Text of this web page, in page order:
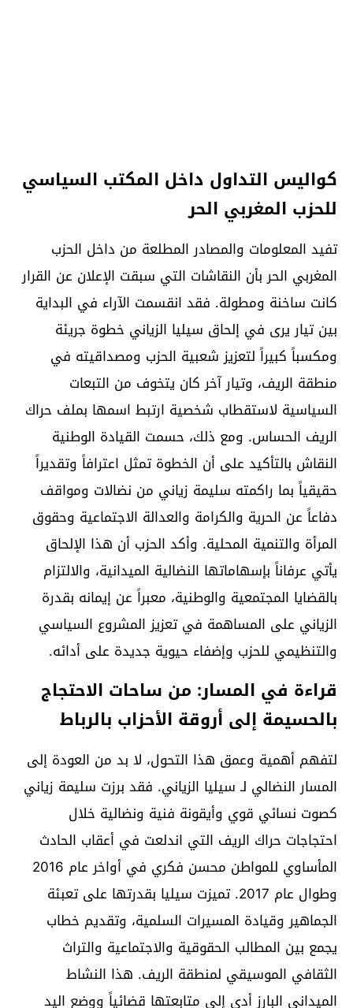
كواليس التداول داخل المكتب السياسي
للحزب المغربي الحر
تفيد المعلومات والمصادر المطلعة من داخل الحزب
المغربي الحر بأن النقاشات التي سبقت الإعلان عن القرار
كانت ساخنة ومطولة. فقد انقسمت الآراء في البداية
بين تيار يرى في إلحاق سيليا الزياني خطوة جريئة
ومكسباً كبيراً لتعزيز شعبية الحزب ومصداقيته في
منطقة الريف، وتيار آخر كان يتخوف من التبعات
السياسية لاستقطاب شخصية ارتبط اسمها بملف حراك
الريف الحساس. ومع ذلك، حسمت القيادة الوطنية
النقاش بالتأكيد على أن الخطوة تمثل اعترافاً وتقديراً
حقيقياً بما راكمته سليمة زياني من نضالات ومواقف
دفاعاً عن الحرية والكرامة والعدالة الاجتماعية وحقوق
المرأة والتنمية المحلية. وأكد الحزب أن هذا الإلحاق
يأتي عرفاناً بإسهاماتها النضالية الميدانية، والالتزام
بالقضايا المجتمعية والوطنية، معبراً عن إيمانه بقدرة
الزياني على المساهمة في تعزيز المشروع السياسي
والتنظيمي للحزب وإضفاء حيوية جديدة على أدائه.
قراءة في المسار: من ساحات الاحتجاج
بالحسيمة إلى أروقة الأحزاب بالرباط
لتفهم أهمية وعمق هذا التحول، لا بد من العودة إلى
المسار النضالي لـ سيليا الزياني. فقد برزت سليمة زياني
كصوت نسائي قوي وأيقونة فنية ونضالية خلال
احتجاجات حراك الريف التي اندلعت في أعقاب الحادث
المأساوي للمواطن محسن فكري في أواخر عام 2016
وطوال عام 2017. تميزت سيليا بقدرتها على تعبئة
الجماهير وقيادة المسيرات السلمية، وتقديم خطاب
يجمع بين المطالب الحقوقية والاجتماعية والتراث
الثقافي الموسيقي لمنطقة الريف. هذا النشاط
الميداني البارز أدى إلى متابعتها قضائياً ووضع اليد